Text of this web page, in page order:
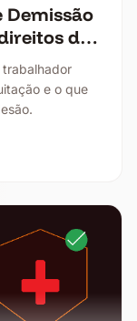
Demissão
do
trabalhador
e o que